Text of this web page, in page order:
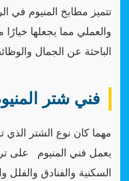
تتميز مطابخ المنيوم في
والعملي مما يجعلها
الباحثة عن الجمال
فني شتر
مهما كان نوع الشتر الذي
يعمل فني المنيوم على
السكنية والفنادق والفلل